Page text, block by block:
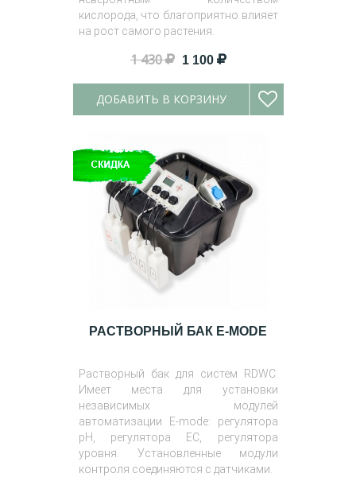
кислорода, что благоприятно влияет
на рост самого растения.
1 430 1 100
ДОБАВИТЬ В КОРЗИНУ
РАСТВОРНЫЙ БАК E-MODE
Растворный бак для систем RDWC.
Имеет места для установки
независимых модулей
автоматизации E-mode: регулятора
pH, регулятора ЕС, регулятора
уровня. Установленные модули
контроля соединяются с датчиками.